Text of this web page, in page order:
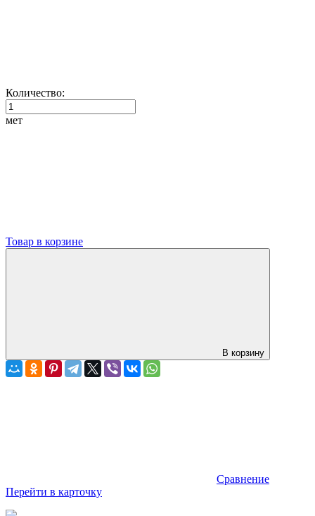
Количество:
мет
Товар в корзине
В корзину
Сравнение
Перейти в карточку